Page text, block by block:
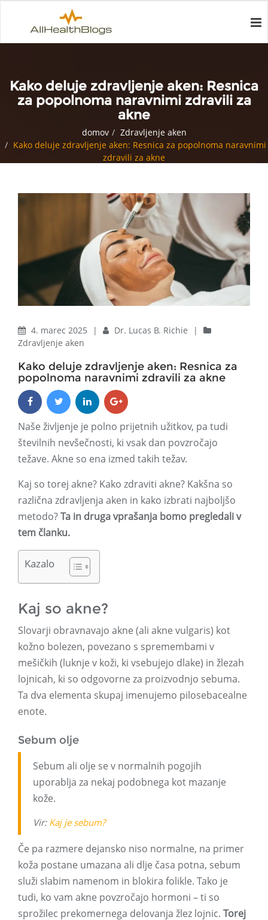
Kako deluje zdravljenje aken: Resnica
za popolnoma naravnimi zdravili za
akne
domov
Zdravljenje aken
Kako deluje zdravljenje aken: Resnica za popolnoma naravnimi
zdravili za akne
4. marec 2025 | Dr. Lucas B. Richie
|
Zdravljenje aken
Kako deluje zdravljenje aken: Resnica za
popolnoma naravnimi zdravili za akne
Naše življenje je polno prijetnih užitkov, pa tudi
številnih nevšečnosti, ki vsak dan povzročajo
težave. Akne so ena izmed takih težav.
Kaj so torej akne? Kako zdraviti akne? Kakšna so
različna zdravljenja aken in kako izbrati najboljšo
metodo?Ta in druga vprašanja bomo pregledali v
tem članku.
Kazalo
Kaj so akne?
Slovarji obravnavajo akne (ali akne vulgaris) kot
kožno bolezen, povezano s spremembami v
mešičkih (luknje v koži, ki vsebujejo dlake) in žlezah
lojnicah, ki so odgovorne za proizvodnjo sebuma.
Ta dva elementa skupaj imenujemo pilosebacealne
enote.
Sebum olje
Sebum ali olje se v normalnih pogojih
uporablja za nekaj podobnega kot mazanje
kože.
Vir: Kaj je sebum?
Če pa razmere dejansko niso normalne, na primer
koža postane umazana ali dlje časa potna, sebum
služi slabim namenom in blokira folikle. Tako je
tudi, ko vam akne povzročajo hormoni – ti so
sprožilec prekomernega delovanja žlez lojnic. Torej